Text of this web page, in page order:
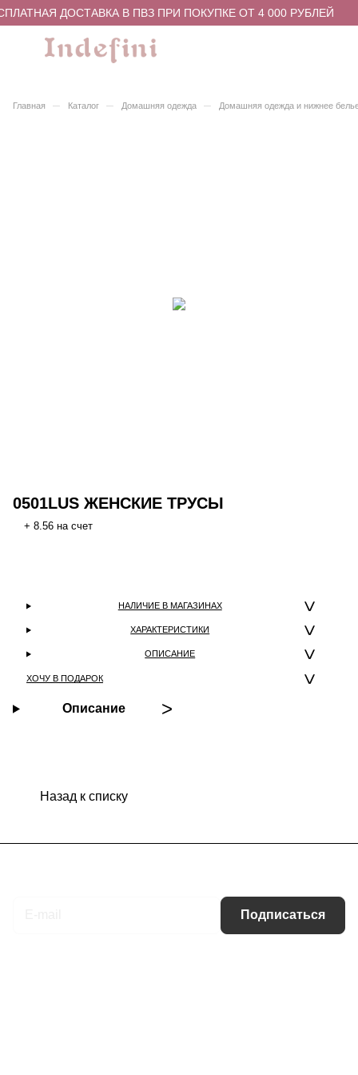
ДОСТАВКА В ПВЗ ПРИ ПОКУПКЕ ОТ 4 000 РУБЛЕЙ
Главная – Каталог – Домашняя одежда – Домашняя одежда и нижнее
0501LUS ЖЕНСКИЕ ТРУСЫ
+ 8.56 на счет
НАЛИЧИЕ В МАГАЗИНАХ
ХАРАКТЕРИСТИКИ
ОПИСАНИЕ
ХОЧУ В ПОДАРОК
Описание
Назад к списку
Подписаться